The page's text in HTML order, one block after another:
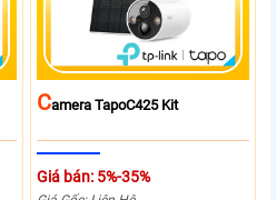
CAmera TapoC425 Kit
Giá bán: 5%-35%